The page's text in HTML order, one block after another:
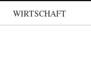
WIRTSCHAFT